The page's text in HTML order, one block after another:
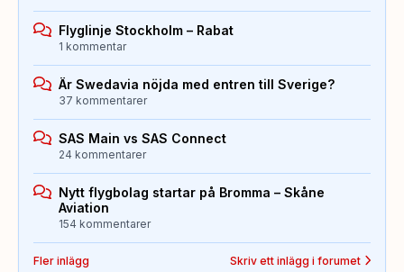
Flyglinje Stockholm – Rabat
1 kommentar
Är Swedavia nöjda med entren till Sverige?
37 kommentarer
SAS Main vs SAS Connect
24 kommentarer
Nytt flygbolag startar på Bromma – Skåne
Aviation
154 kommentarer
Fler inlägg Skriv ett inlägg i forumet